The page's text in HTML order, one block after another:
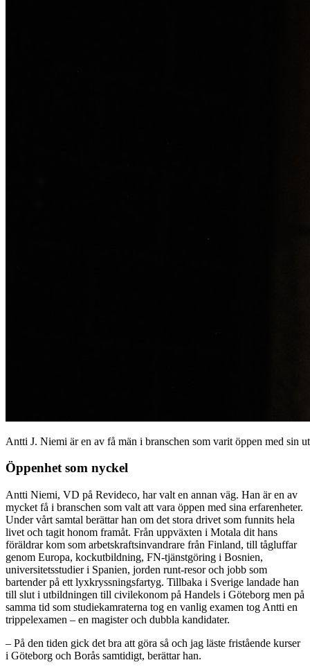
Antti J. Niemi är en av få män i branschen som varit öppen med sin
Öppenhet som nyckel
Antti Niemi, VD på Revideco, har valt en annan väg. Han är en av
mycket få i branschen som valt att vara öppen med sina erfarenheter.
Under vårt samtal berättar han om det stora drivet som funnits hela
livet och tagit honom framåt. Från uppväxten i Motala dit hans
föräldrar kom som arbetskraftsinvandrare från Finland, till tågluffar
genom Europa, kockutbildning, FN-tjänstgöring i Bosnien,
universitetsstudier i Spanien, jorden runt-resor och jobb som
bartender på ett lyxkryssningsfartyg. Tillbaka i Sverige landade han
till slut i utbildningen till civilekonom på Handels i Göteborg men på
samma tid som studiekamraterna tog en vanlig examen tog Antti en
trippelexamen – en magister och dubbla kandidater.
– På den tiden gick det bra att göra så och jag läste fristående kurser
i Göteborg och Borås samtidigt, berättar han.